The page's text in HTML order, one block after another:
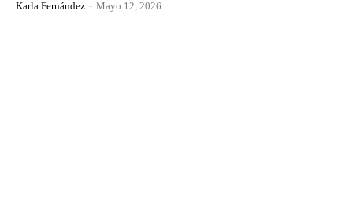
Karla Fernández - Mayo 12, 2026